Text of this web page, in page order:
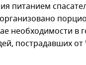
питанием
необходимости в
пострадавших